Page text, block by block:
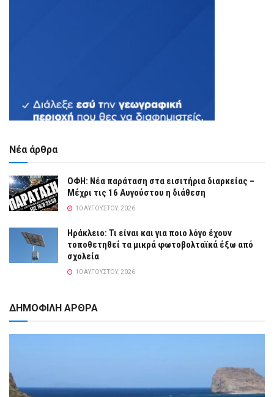
Νέα άρθρα
ΟΦΗ: Νέα παράταση στα εισιτήρια διαρκείας –
Μέχρι τις 16 Αυγούστου η διάθεση
10 ΑΥΓΟΎΣΤΟΥ, 2026
Ηράκλειο: Τι είναι και για ποιο λόγο έχουν
τοποθετηθεί τα μικρά φωτοβολταϊκά έξω από
σχολεία
10 ΑΥΓΟΎΣΤΟΥ, 2026
ΔΗΜΟΦΙΛΗ ΑΡΘΡΑ